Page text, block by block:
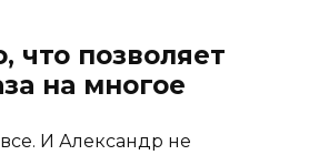
что позволяет
на многое
И Александр не